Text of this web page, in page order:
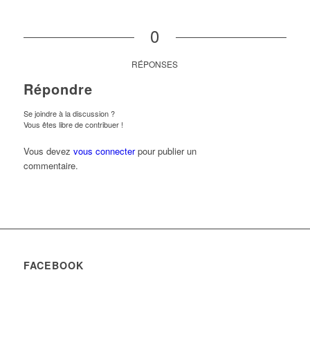
0
RÉPONSES
Répondre
Se joindre à la discussion ?
Vous êtes libre de contribuer !
Vous devez vous connecterpour publier un
commentaire.
FACEBOOK